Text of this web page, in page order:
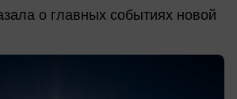
о главных событиях новой